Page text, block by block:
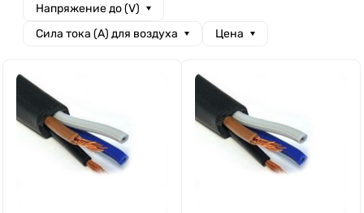
Напряжение до (V)
Сила тока (А) для воздуха
Цена